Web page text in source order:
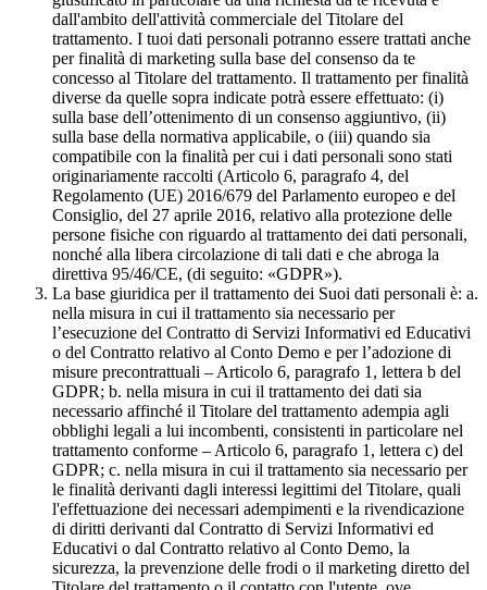
dall'ambito dell'attività commerciale del Titolare del
trattamento. I tuoi dati personali potranno essere trattati anche
per finalità di marketing sulla base del consenso da te
concesso al Titolare del trattamento. Il trattamento per finalità
diverse da quelle sopra indicate potrà essere effettuato: (i)
sulla base dell’ottenimento di un consenso aggiuntivo, (ii)
sulla base della normativa applicabile, o (iii) quando sia
compatibile con la finalità per cui i dati personali sono stati
originariamente raccolti (Articolo 6, paragrafo 4, del
Regolamento (UE) 2016/679 del Parlamento europeo e del
Consiglio, del 27 aprile 2016, relativo alla protezione delle
persone fisiche con riguardo al trattamento dei dati personali,
nonché alla libera circolazione di tali dati e che abroga la
direttiva 95/46/CE, (di seguito: «GDPR»).
La base giuridica per il trattamento dei Suoi dati personali è: a.
nella misura in cui il trattamento sia necessario per
l’esecuzione del Contratto di Servizi Informativi ed Educativi
o del Contratto relativo al Conto Demo e per l’adozione di
misure precontrattuali – Articolo 6, paragrafo 1, lettera b del
GDPR; b. nella misura in cui il trattamento dei dati sia
necessario affinché il Titolare del trattamento adempia agli
obblighi legali a lui incombenti, consistenti in particolare nel
trattamento conforme – Articolo 6, paragrafo 1, lettera c) del
GDPR; c. nella misura in cui il trattamento sia necessario per
le finalità derivanti dagli interessi legittimi del Titolare, quali
l'effettuazione dei necessari adempimenti e la rivendicazione
di diritti derivanti dal Contratto di Servizi Informativi ed
Educativi o dal Contratto relativo al Conto Demo, la
sicurezza, la prevenzione delle frodi o il marketing diretto del